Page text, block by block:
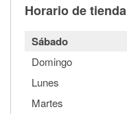
Horario de tienda
Sábado
Domingo
Lunes
Martes